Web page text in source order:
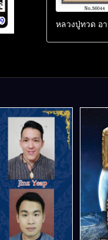
หลวงปู่ทวด อ